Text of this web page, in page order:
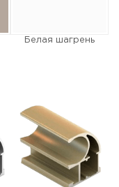
Белая шагрень